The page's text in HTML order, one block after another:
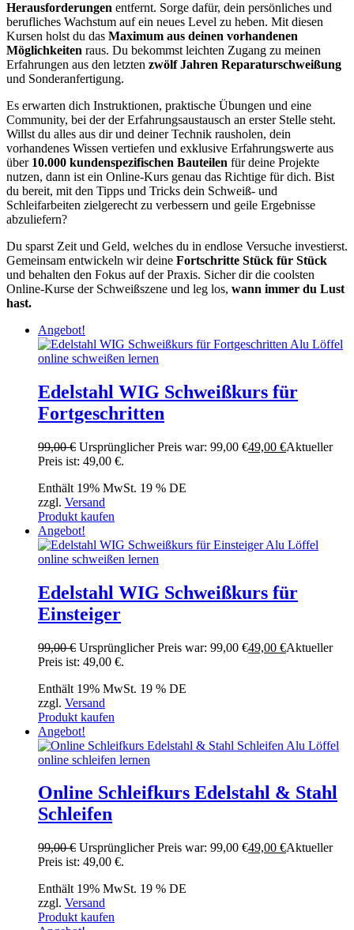
Herausforderungen entfernt. Sorge dafür, dein persönliches und
berufliches Wachstum auf ein neues Level zu heben. Mit diesen
Kursen holst du das Maximum aus deinen vorhandenen
Möglichkeiten raus. Du bekommst leichten Zugang zu meinen
Erfahrungen aus den letzten zwölf Jahren Reparaturschweißung
und Sonderanfertigung.
Es erwarten dich Instruktionen, praktische Übungen und eine
Community, bei der der Erfahrungsaustausch an erster Stelle steht.
Willst du alles aus dir und deiner Technik rausholen, dein
vorhandenes Wissen vertiefen und exklusive Erfahrungswerte aus
über 10.000 kundenspezifischen Bauteilen für deine Projekte
nutzen, dann ist ein Online-Kurs genau das Richtige für dich. Bist
du bereit, mit den Tipps und Tricks dein Schweiß- und
Schleifarbeiten zielgerecht zu verbessern und geile Ergebnisse
abzuliefern?
Du sparst Zeit und Geld, welches du in endlose Versuche investierst.
Gemeinsam entwickeln wir deine Fortschritte Stück für Stück
und behalten den Fokus auf der Praxis. Sicher dir die coolsten
Online-Kurse der Schweißszene und leg los, wann immer du Lust
hast.
Angebot!
Edelstahl WIG Schweißkurs für
Fortgeschritten
99,00€ Ursprünglicher Preis war: 99,00 €49,00 €Aktueller
Preis ist: 49,00 €.
Enthält 19% MwSt. 19 % DE
zzgl. Versand
Produkt kaufen
Angebot!
Edelstahl WIG Schweißkurs für
Einsteiger
99,00€ Ursprünglicher Preis war: 99,00 €49,00 €Aktueller
Preis ist: 49,00 €.
Enthält 19% MwSt. 19 % DE
zzgl. Versand
Produkt kaufen
Angebot!
Online Schleifkurs Edelstahl & Stahl
Schleifen
99,00€ Ursprünglicher Preis war: 99,00 €49,00 €Aktueller
Preis ist: 49,00 €.
Enthält 19% MwSt. 19 % DE
zzgl. Versand
Produkt kaufen